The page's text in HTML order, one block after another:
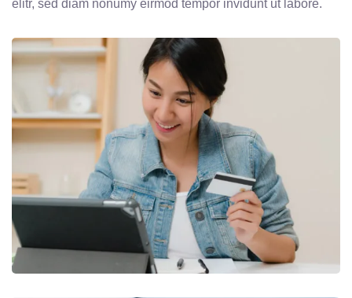
elitr, sed diam nonumy eirmod tempor invidunt ut labore.